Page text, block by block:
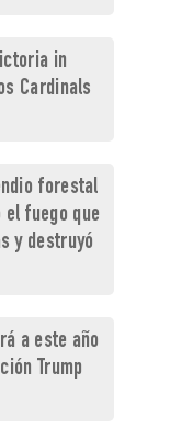
in
Cardinals
forestal
el fuego que
y destruyó
a este año
Trump